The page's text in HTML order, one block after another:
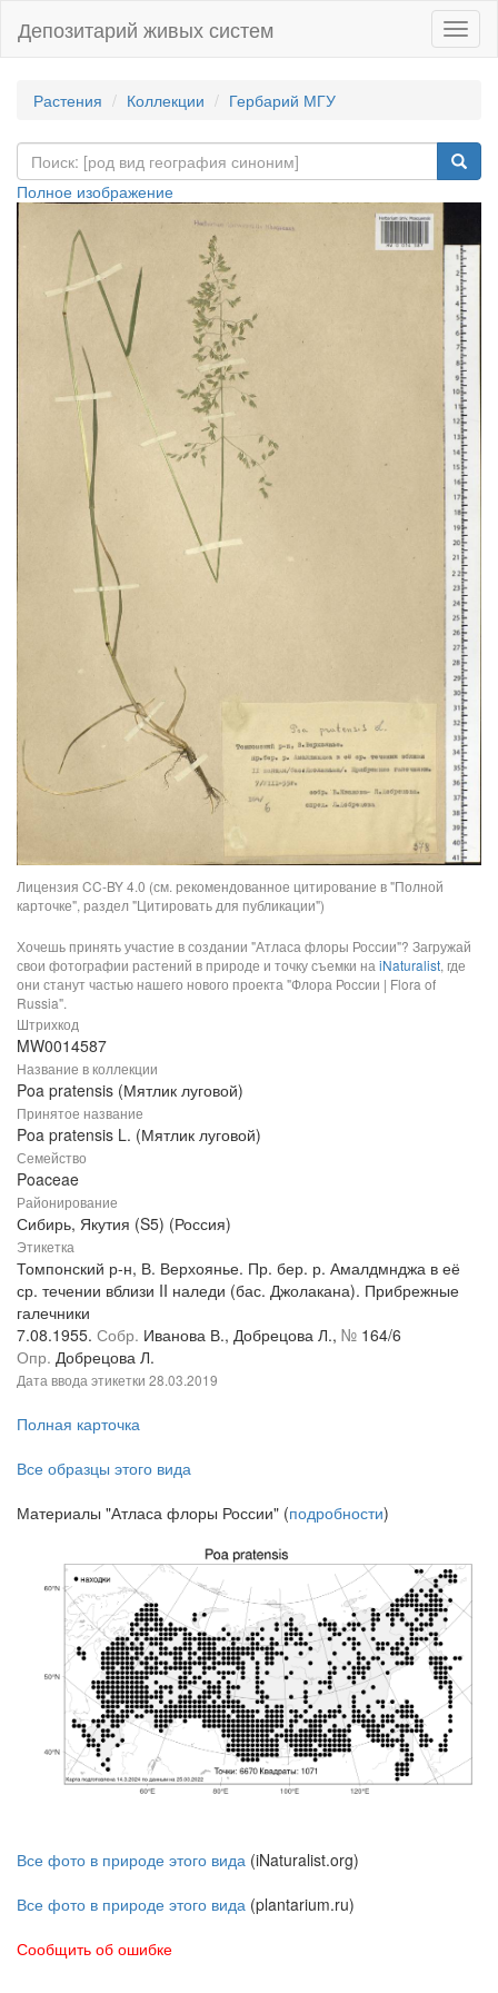
Депозитарий живых систем
Растения Коллекции Гербарий МГУ
Полное изображение
Лицензия CC-BY 4.0 (см. рекомендованное цитирование в "Полной
карточке", раздел "Цитировать для публикации")
Хочешь принять участие в создании "Атласа флоры России"? Загружай
свои фотографии растений в природе и точку съемки наiNaturalist, где
они станут частью нашего нового проекта "Флора России | Flora of
Russia".
Штрихкод
MW0014587
Название в коллекции
Poa pratensis (Мятлик луговой)
Принятое название
Poa pratensis L. (Мятлик луговой)
Семейство
Poaceae
Районирование
Сибирь, Якутия (S5) (Россия)
Этикетка
Томпонский р-н, В. Верхоянье. Пр. бер. р. Амалдмнджа в её
ср. течении вблизи II наледи (бас. Джолакана). Прибрежные
галечники
7.08.1955. Собр. Иванова В., Добрецова Л., № 164/6
Опр. Добрецова Л.
Дата ввода этикетки 28.03.2019
Полная карточка
Все образцы этого вида
Материалы "Атласа флоры России" (подробности)
Все фото в природе этого вида (iNaturalist.org)
Все фото в природе этого вида (plantarium.ru)
Сообщить об ошибке